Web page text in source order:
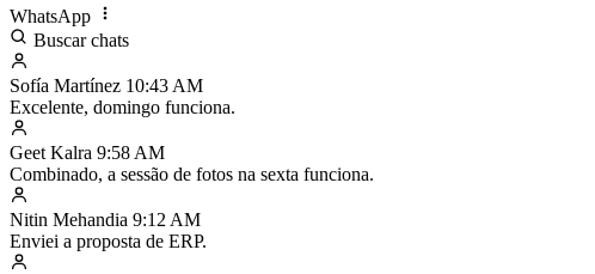
WhatsApp
Buscar chats
Sofía Martínez 10:43 AM
Excelente, domingo funciona.
Geet Kalra 9:58 AM
Combinado, a sessão de fotos na sexta funciona.
Nitin Mehandia 9:12 AM
Enviei a proposta de ERP.